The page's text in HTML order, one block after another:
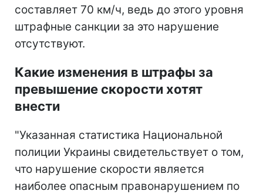
составляет 70 км/ч, ведь до этого уровня
штрафные санкции за это нарушение
отсутствуют.
Какие изменения в штрафы за
превышение скорости хотят
внести
"Указанная статистика Национальной
полиции Украины свидетельствует о том,
что нарушение скорости является
наиболее опасным правонарушением по